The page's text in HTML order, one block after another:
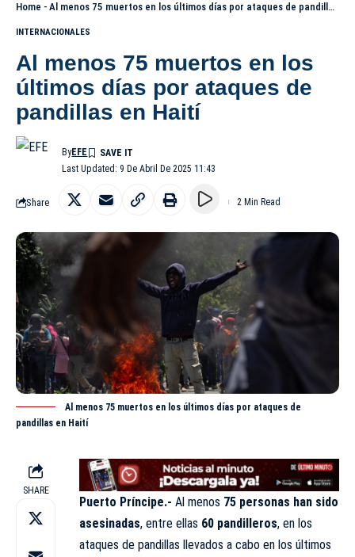
Home - Al menos 75 muertos en los últimos días por ataques de pandillas en Haití
INTERNACIONALES
Al menos 75 muertos en los
últimos días por ataques de
pandillas en Haití
Last Updated: 9 De Abril De 2025 11:43
ByEFE
Share 2 Min Read
Al menos 75 muertos en los últimos días por ataques de
pandillas en Haití
SHARE
Puerto Príncipe.- Al menos 75 personas han sido
asesinadas, entre ellas 60 pandilleros, en los
ataques de pandillas llevados a cabo en los últimos